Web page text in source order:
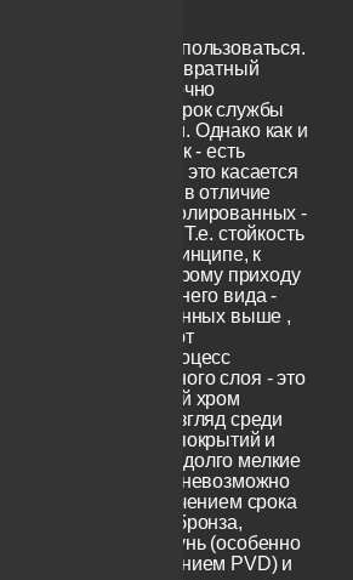
абсолютно удобно пользоваться.
В меру упругий возвратный
механизм - достаточно
надежный, чтобы срок службы
был максимальный. Однако как и
у всех черных ручек - есть
важный недосток и это касается
покрытия. Которое в отличие
хромированных, полированных -
негальваническое. Т.е. стойкость
к истиранию и в принципе, к
износу, к более скорому приходу
в негодность внешнего вида -
ниже, чем у означенных выше ,
которые используют
гальванический процесс
нанесения финишного слоя - это
покрытия - матовый хром
(чемпион на наш взгляд среди
наиболее стойких покрытий и
прощающий очень долго мелкие
дефекты, их почти невозможно
будем увидеть с течением срока
службы), матовая бронза,
полированная латунь (особенно
с покрытием цирконием PVD) и